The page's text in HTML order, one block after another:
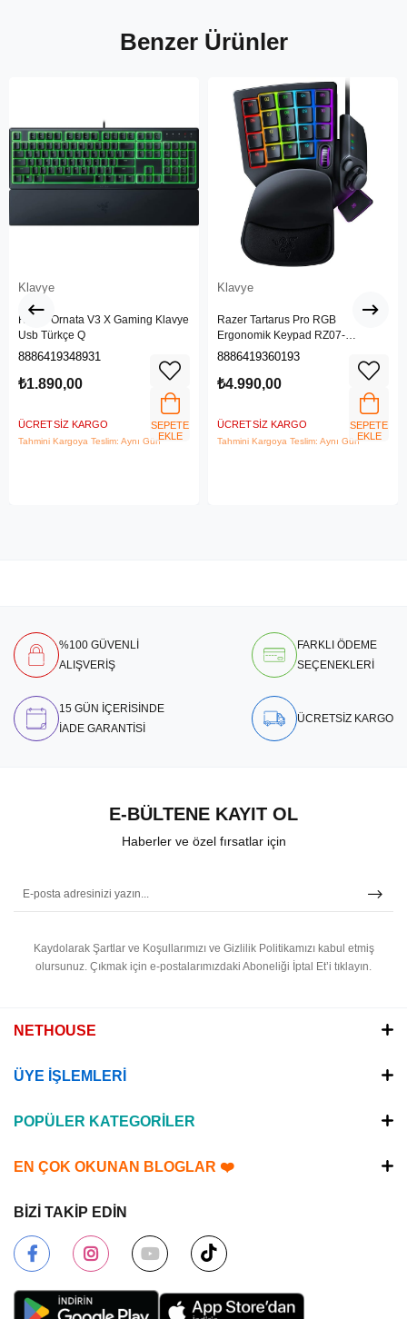
Benzer Ürünler
Klavye
Razer Ornata V3 X Gaming Klavye
Usb Türkçe Q
8886419348931
₺1.890,00
ÜCRETSIZ KARGO
Tahmini Kargoya Teslim: Aynı Gün
SEPETE
EKLE
Klavye
Razer Tartarus Pro RGB
Ergonomik Keypad RZ07-
03110100-R3M1
8886419360193
₺4.990,00
ÜCRETSIZ KARGO
Tahmini Kargoya Teslim: Aynı Gün
SEPETE
EKLE
%100 GÜVENLİ
ALIŞVERİŞ
FARKLI ÖDEME
SEÇENEKLERİ
15 GÜN İÇERİSİNDE
İADE GARANTİSİ
ÜCRETSİZ KARGO
E-BÜLTENE KAYIT OL
Haberler ve özel fırsatlar için
Kaydolarak Şartlar ve Koşullarımızı ve Gizlilik Politikamızı kabul etmiş
olursunuz. Çıkmak için e-postalarımızdaki Aboneliği İptal Et’i tıklayın.
NETHOUSE
ÜYE İŞLEMLERİ
POPÜLER KATEGORİLER
EN ÇOK OKUNAN BLOGLAR ❤️
BİZİ TAKİP EDİN